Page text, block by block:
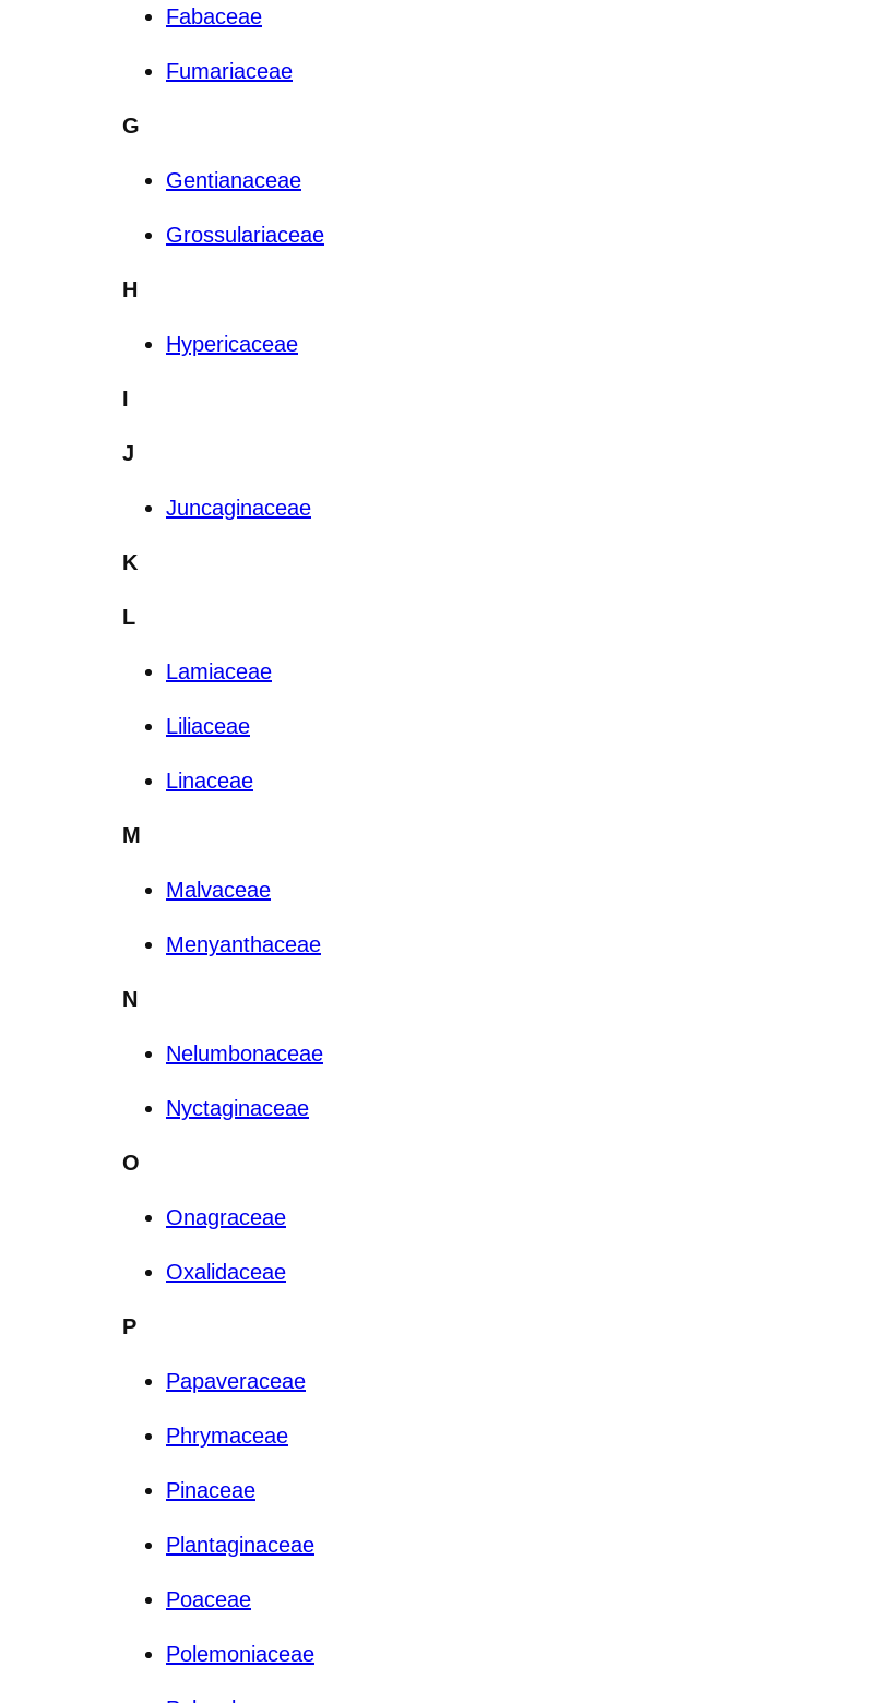
Fabaceae
Fumariaceae
G
Gentianaceae
Grossulariaceae
H
Hypericaceae
I
J
Juncaginaceae
K
L
Lamiaceae
Liliaceae
Linaceae
M
Malvaceae
Menyanthaceae
N
Nelumbonaceae
Nyctaginaceae
O
Onagraceae
Oxalidaceae
P
Papaveraceae
Phrymaceae
Pinaceae
Plantaginaceae
Poaceae
Polemoniaceae